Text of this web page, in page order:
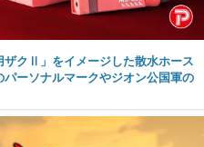
ザクⅡ」をイメージした散水ホース
ーソナルマークやジオン公国軍の